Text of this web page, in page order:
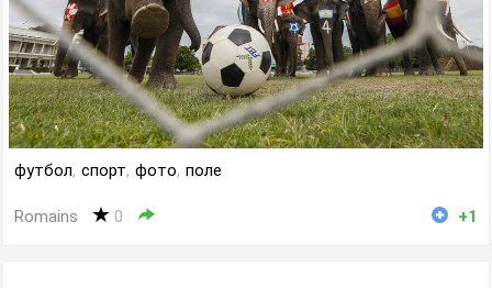
футбол, спорт, фото, поле
Romains 0 +1